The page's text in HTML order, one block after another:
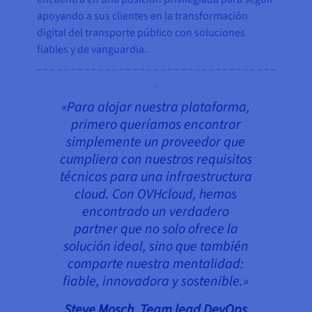
apoyando a sus clientes en la transformación
digital del transporte público con soluciones
fiables y de vanguardia.
«Para alojar nuestra plataforma,
primero queríamos encontrar
simplemente un proveedor que
cumpliera con nuestros requisitos
técnicos para una infraestructura
cloud. Con OVHcloud, hemos
encontrado un verdadero
partner que no solo ofrece la
solución ideal, sino que también
comparte nuestra mentalidad:
fiable, innovadora y sostenible.»